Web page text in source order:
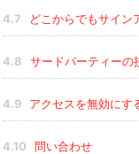
4.7 どこからでもサイン
4.8 サードパーティーの
4.9 アクセスを無効にす
4.10 問い合わせ